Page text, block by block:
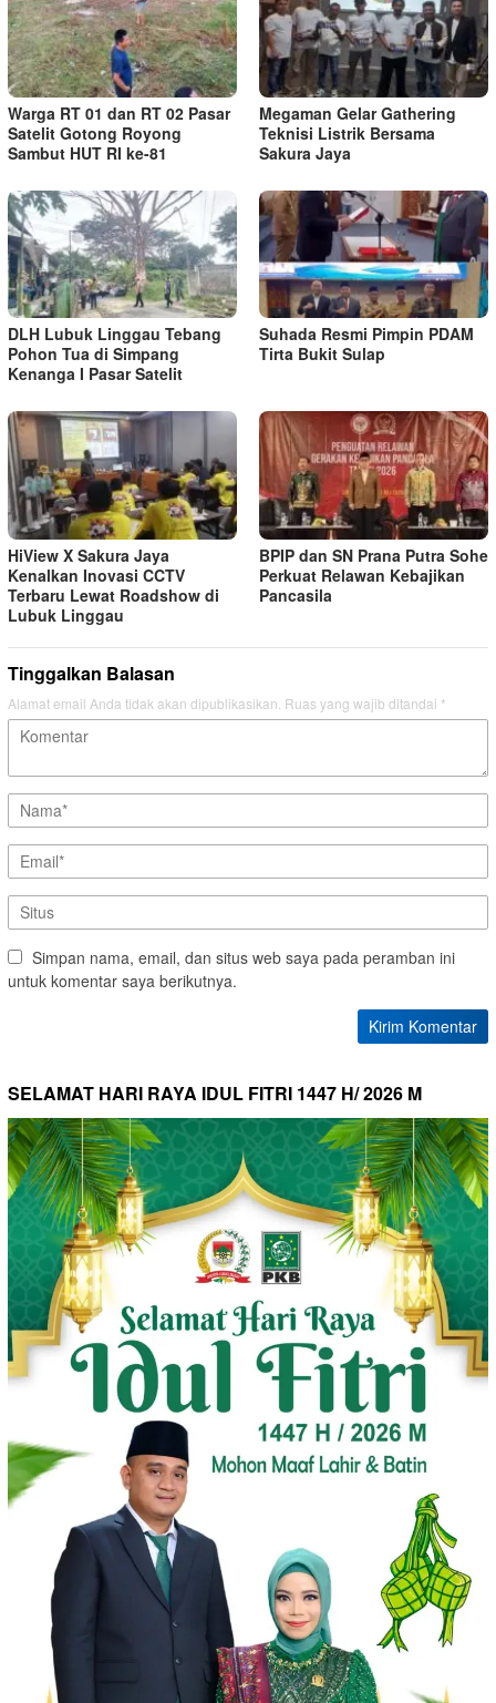
Warga RT 01 dan RT 02 Pasar
Satelit Gotong Royong
Sambut HUT RI ke-81
Megaman Gelar Gathering
Teknisi Listrik Bersama
Sakura Jaya
DLH Lubuk Linggau Tebang
Pohon Tua di Simpang
Kenanga I Pasar Satelit
Suhada Resmi Pimpin PDAM
Tirta Bukit Sulap
HiView X Sakura Jaya
Kenalkan Inovasi CCTV
Terbaru Lewat Roadshow di
Lubuk Linggau
BPIP dan SN Prana Putra Sohe
Perkuat Relawan Kebajikan
Pancasila
Tinggalkan Balasan
Alamat email Anda tidak akan dipublikasikan. Ruas yang wajib ditandai *
Simpan nama, email, dan situs web saya pada peramban ini
untuk komentar saya berikutnya.
SELAMAT HARI RAYA IDUL FITRI 1447 H/ 2026 M